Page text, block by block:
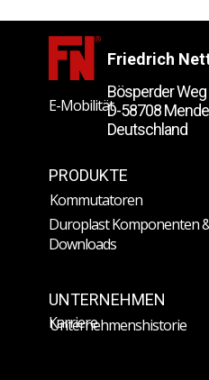
UNTERNEHMEN
Friedrich
PRODUKTE
Unternehmenshistorie
Bösperder
D-58708
Deutschland
Kommutatoren
Karriere
Duroplast Komponenten
E-Mobilität
Downloads